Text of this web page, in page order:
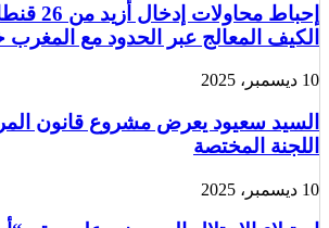
إحباط محاولات
الكيف المعالج عبر الحدود مع المغرب
10 ديسمبر، 2025
السيد سعيود يعرض مشروع قانون
اللجنة المختصة
10 ديسمبر، 2025